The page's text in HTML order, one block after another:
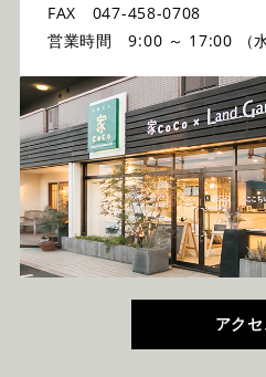
FAX 047-458-0708
営業時間 9:00 ～ 17:00 （水
アクセ